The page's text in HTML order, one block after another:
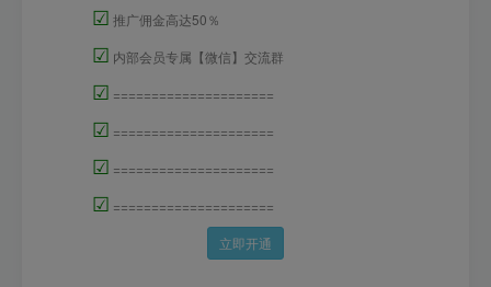
☑ 推广佣金高达50％
☑ 内部会员专属【微信】交流群
☑ =====================
☑ =====================
☑ =====================
☑ =====================
立即开通